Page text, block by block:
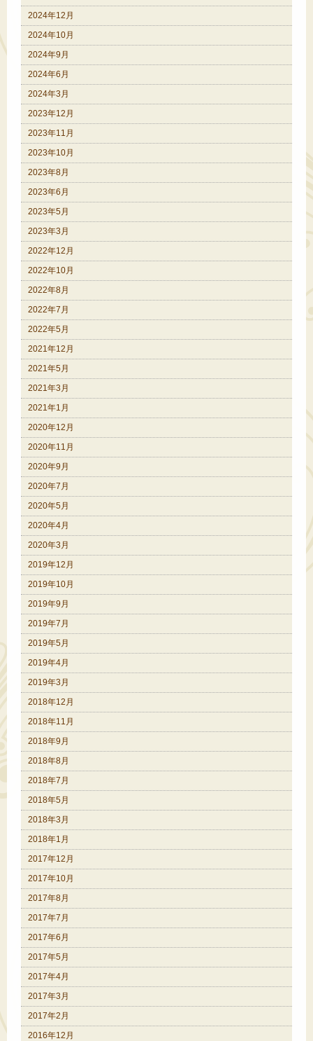
2024年12月
2024年10月
2024年9月
2024年6月
2024年3月
2023年12月
2023年11月
2023年10月
2023年8月
2023年6月
2023年5月
2023年3月
2022年12月
2022年10月
2022年8月
2022年7月
2022年5月
2021年12月
2021年5月
2021年3月
2021年1月
2020年12月
2020年11月
2020年9月
2020年7月
2020年5月
2020年4月
2020年3月
2019年12月
2019年10月
2019年9月
2019年7月
2019年5月
2019年4月
2019年3月
2018年12月
2018年11月
2018年9月
2018年8月
2018年7月
2018年5月
2018年3月
2018年1月
2017年12月
2017年10月
2017年8月
2017年7月
2017年6月
2017年5月
2017年4月
2017年3月
2017年2月
2016年12月